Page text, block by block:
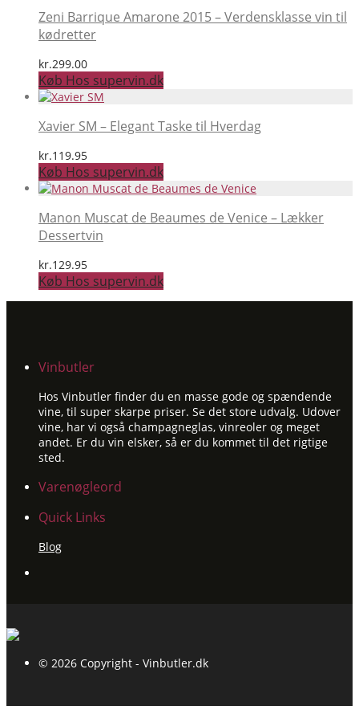
Zeni Barrique Amarone 2015 – Verdensklasse vin til
kødretter
kr.299.00
Køb Hos supervin.dk
Xavier SM – Elegant Taske til Hverdag
kr.119.95
Køb Hos supervin.dk
Manon Muscat de Beaumes de Venice – Lækker
Dessertvin
kr.129.95
Køb Hos supervin.dk
Vinbutler
Hos Vinbutler finder du en masse gode og spændende
vine, til super skarpe priser. Se det store udvalg. Udover
vine, har vi også champagneglas, vinreoler og meget
andet. Er du vin elsker, så er du kommet til det rigtige
sted.
Varenøgleord
Quick Links
Blog
© 2026 Copyright - Vinbutler.dk